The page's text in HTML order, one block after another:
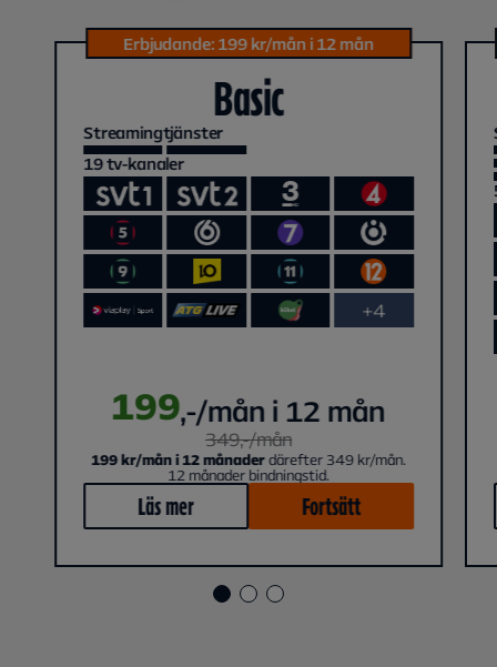
Erbjudande: 199 kr/mån i 12 mån
Basic
Streamingtjänster
19tv-kanaler
+4
199,-/mån i 12 mån
349,-/mån
199 kr/mån i 12 månaderdärefter 349 kr/mån.
12 månader bindningstid.
Läs mer Fortsätt